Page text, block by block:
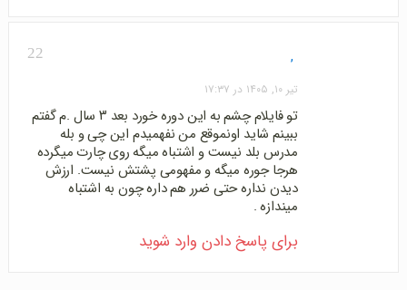
22 ,
تیر ۱۰, ۱۴۰۵ در ۱۷:۳۷
تو فایلام چشم به این دوره خورد بعد ۳ سال .م گفتم
ببینم شاید اونموقع من نفهمیدم این چی و بله
مدرس بلد نیست و اشتباه میگه روی چارت میگرده
هرجا جوره میگه و مفهومی پشتش نیست. ارزش
دیدن نداره حتی ضرر هم داره چون به اشتباه
میندازه .
برای پاسخ دادن وارد شوید